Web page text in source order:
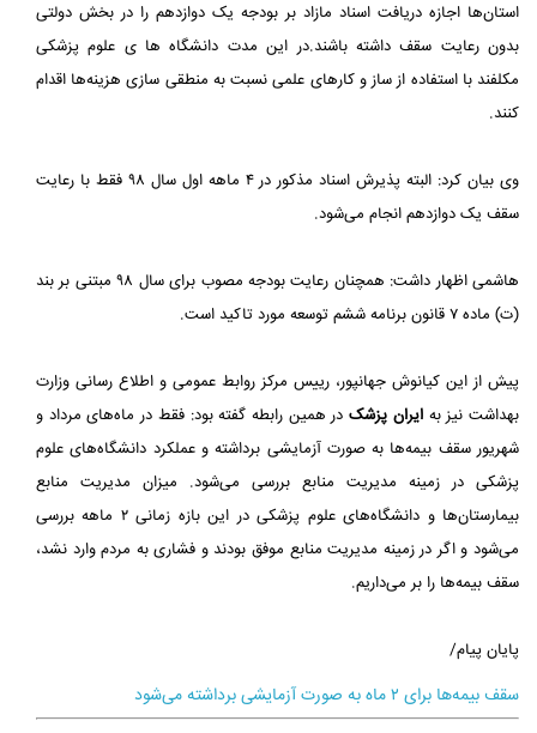
استان‌ها اجازه دریافت اسناد مازاد بر بودجه یک دوازدهم را در بخش دولتی
بدون رعایت سقف داشته باشند.در این مدت دانشگاه ها ی علوم پزشکی
مکلفند با استفاده از ساز و کارهای علمی نسبت به منطقی سازی هزینه‌ها اقدام
کنند.
وى بیان کرد: البته پذیرش اسناد مذکور در ۴ ماهه اول سال ۹۸ فقط با رعایت
سقف یک دوازدهم انجام مى‌شود.
هاشمی اظهار داشت: همچنان رعایت بودجه مصوب برای سال ۹۸ مبتنی بر بند
(ت) ماده ۷ قانون برنامه ششم توسعه مورد تاکید است.
پیش از این کیانوش جهانپور، رییس مرکز روابط عمومی و اطلاع رسانی وزارت
بهداشت نیز بهایران پزشکدر همین رابطه گفته بود: فقط در ماه‌های مرداد و
شهریور سقف بیمه‌ها به صورت آزمایشی برداشته و عملکرد دانشگاه‌های علوم
پزشکی در زمینه مدیریت منابع بررسی می‌شود. میزان مدیریت منابع
بیمارستان‌ها و دانشگاه‌های علوم پزشکی در این بازه زمانی ۲ ماهه بررسی
می‌شود و اگر در زمینه مدیریت منابع موفق بودند و فشاری به مردم وارد نشد،
سقف بیمه‌ها را بر می‌داریم.
پایان پیام/
سقف بیمه‌ها برای ۲ ماه به صورت آزمایشی برداشته می‌شود